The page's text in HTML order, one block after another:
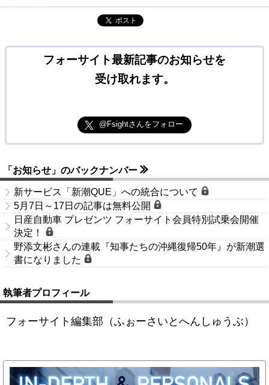
ポスト
フォーサイト最新記事のお知らせを
受け取れます。
@Fsightさんをフォロー
「お知らせ」のバックナンバー
新サービス「新潮QUE」への統合について
5月7日～17日の記事は無料公開
日産自動車 プレゼンツ フォーサイト会員特別試乗会開催
決定！
野添文彬さんの連載『知事たちの沖縄復帰50年』が新潮選
書になりました
執筆者プロフィール
フォーサイト編集部（ふぉーさいとへんしゅうぶ）